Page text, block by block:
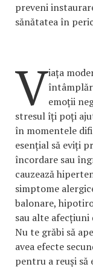
preveni
sănătatea în
Viața
emoții
stresul îți poți
în momentele
esențial să eviți
încordare sau
cauzează
simptome
balonare,
sau alte
Nu te grăbi să
avea efecte
pentru a reuși